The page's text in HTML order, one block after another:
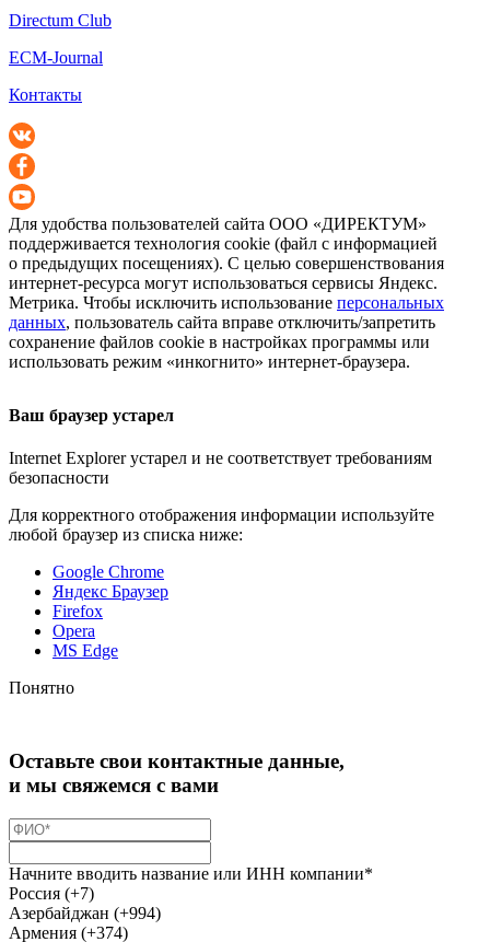
Directum Club
ECM-Journal
Контакты
Для удобства пользователей сайта ООО «ДИРЕКТУМ»
поддерживается технология cookie (файл с информацией
о предыдущих посещениях). С целью совершенствования
интернет-ресурса могут использоваться сервисы Яндекс.
Метрика. Чтобы исключить использование персональных
данных, пользователь сайта вправе отключить/запретить
сохранение файлов cookie в настройках программы или
использовать режим «инкогнито» интернет-браузера.
Ваш браузер устарел
Internet Explorer устарел и не соответствует требованиям
безопасности
Для корректного отображения информации используйте
любой браузер из списка ниже:
Google Chrome
Яндекс Браузер
Firefox
Opera
MS Edge
Понятно
Оставьте свои контактные данные,
и мы свяжемся с вами
Начните вводить название или ИНН компании*
Россия (+7)
Азербайджан (+994)
Армения (+374)